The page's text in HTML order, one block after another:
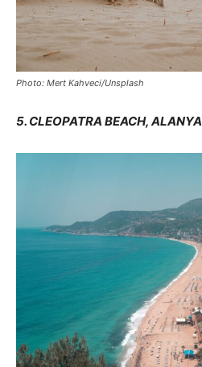
Photo: Mert Kahveci/Unsplash
5. CLEOPATRA BEACH, ALANYA